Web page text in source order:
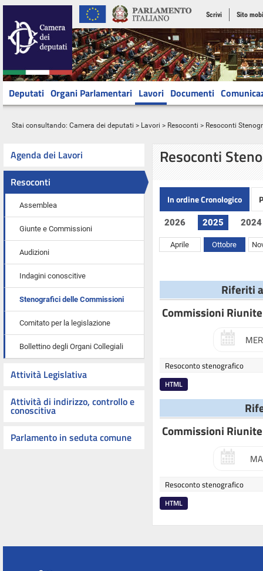
Scrivi Sito
Deputati Organi Parlamentari Lavori Documenti
Stai consultando: Camera dei deputati > Lavori > Resoconti > Resoconti
Agenda dei Lavori
Resoconti
Assemblea
Giunte e Commissioni
Audizioni
Indagini conoscitive
Stenografici delle Commissioni
Comitato per la legislazione
Bollettino degli Organi Collegiali
Attività Legislativa
Attività di indirizzo, controllo e
conoscitiva
Parlamento in seduta comune
Resoconti
In ordine Cronologico
2026 2025
Aprile Ottobre
2024
Riferiti
Commissioni
Resoconto stenografico
HTML
Commissioni
Resoconto stenografico
HTML